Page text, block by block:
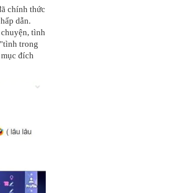
chính thức
dẫn.
tình
trong
đích